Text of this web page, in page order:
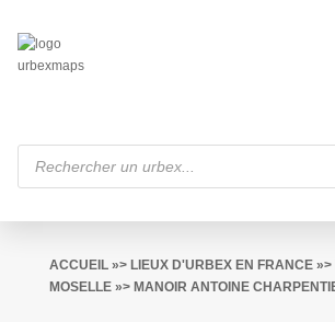
Recherche
produits
ACCUEIL»> LIEUX D'URBEX EN FRANCE»>
MOSELLE»> MANOIR ANTOINE